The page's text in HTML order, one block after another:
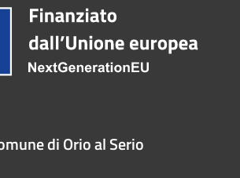
di Orio al Serio